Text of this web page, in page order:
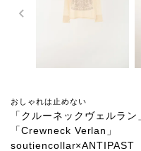
おしゃれは止めない
「クルーネックヴェルラン
「Crewneck Verlan」
soutiencollar×ANTIPAST